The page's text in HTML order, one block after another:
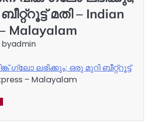
മതി – Indian
Malayalam
byadmin
ഗ്ലോ ലഭിക്കും; ഒരു മുറി ബീറ്റ്റൂട്ട്
– Malayalam